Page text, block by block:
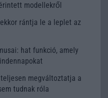
modellekről
rántja le a leplet az
hat funkció, amely
megváltoztatja a
tudnak róla